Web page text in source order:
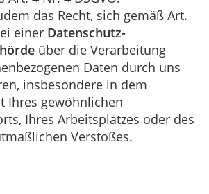
das Recht, sich gemäß Art.
einer Datenschutz-
über die Verarbeitung
Daten durch uns
insbesondere in dem
Ihres gewöhnlichen
Ihres Arbeitsplatzes oder des
Verstoßes.